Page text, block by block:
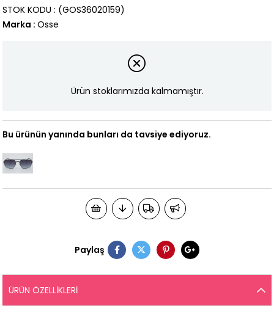
(GOS36020159)
STOK KODU
Marka : Osse
Ürün stoklarımızda kalmamıştır.
Bu ürünün yanında bunları da tavsiye ediyoruz.
Paylaş
ÜRÜN ÖZELLIKLERI